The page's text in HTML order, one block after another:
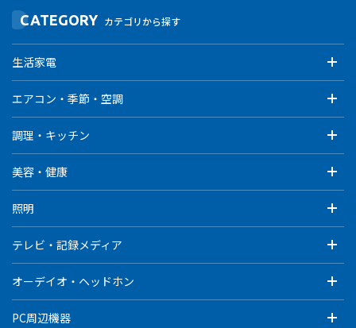
CATEGORY カテゴリから探す
生活家電
エアコン・季節・空調
調理・キッチン
美容・健康
照明
テレビ・記録メディア
オーデイオ・ヘッドホン
PC周辺機器